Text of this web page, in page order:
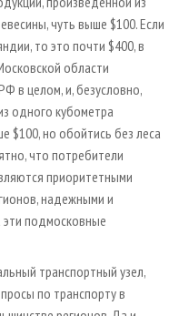
чуть выше $100. Если
то это почти $400, в
области
в целом, и, безусловно,
одного кубометра
$100, но обойтись без леса
что потребители
приоритетными
надежными и
эти подмосковные
транспортный узел,
по транспорту в